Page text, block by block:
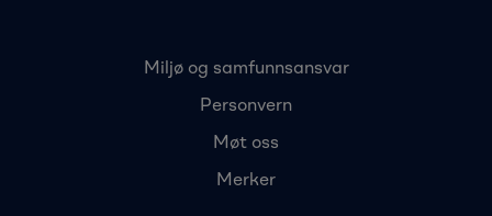
Miljø og samfunnsansvar
Personvern
Møt oss
Merker